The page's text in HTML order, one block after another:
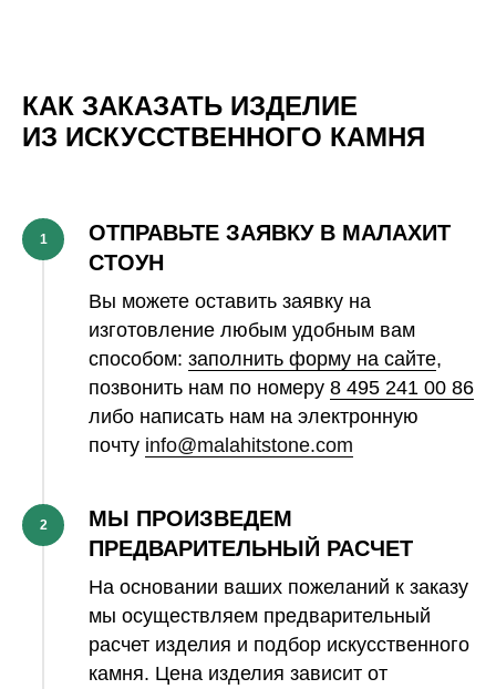
КАК ЗАКАЗАТЬ ИЗДЕЛИЕ
ИЗ ИСКУССТВЕННОГО КАМНЯ
1
ОТПРАВЬТЕ ЗАЯВКУ В МАЛАХИТ
СТОУН
Вы можете оставить заявку на
изготовление любым удобным вам
способом: заполнить форму на сайте,
позвонить нам по номеру 8 495 241 00 86
либо написать нам на электронную
почту info@malahitstone.com
2
МЫ ПРОИЗВЕДЕМ
ПРЕДВАРИТЕЛЬНЫЙ РАСЧЕТ
На основании ваших пожеланий к заказу
мы осуществляем предварительный
расчет изделия и подбор искусственного
камня. Цена изделия зависит от